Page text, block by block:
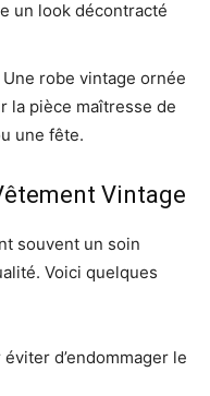
un look décontracté
robe vintage ornée
la pièce maîtresse de
une fête.
Vintage
souvent un soin
Voici quelques
d’endommager le